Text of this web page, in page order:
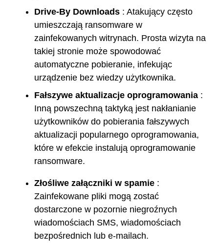
Drive-By Downloads : Atakujący często
umieszczają ransomware w
zainfekowanych witrynach. Prosta wizyta na
takiej stronie może spowodować
automatyczne pobieranie, infekując
urządzenie bez wiedzy użytkownika.
Fałszywe aktualizacje oprogramowania :
Inną powszechną taktyką jest nakłanianie
użytkowników do pobierania fałszywych
aktualizacji popularnego oprogramowania,
które w efekcie instalują oprogramowanie
ransomware.
Złośliwe załączniki w spamie :
Zainfekowane pliki mogą zostać
dostarczone w pozornie niegroźnych
wiadomościach SMS, wiadomościach
bezpośrednich lub e-mailach.